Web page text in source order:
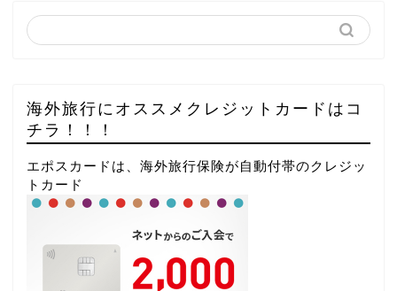
海外旅行にオススメクレジットカードはコ
チラ！！！
エポスカードは、海外旅行保険が自動付帯のクレジッ
トカード